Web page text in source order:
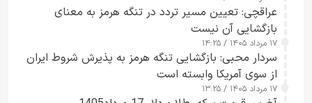
عراقچی: تعیین مسیر تردد در تنگه هرمز به معنای
بازگشایی آن نیست
۱۷ مرداد ۱۴۰۵ / ۱۴:۲۵
سردار محبی: بازگشایی تنگه هرمز به پذیرش شروط ایران
از سوی آمریکا وابسته است
۱۷ مرداد ۱۴۰۵ / ۱۳:۲۵